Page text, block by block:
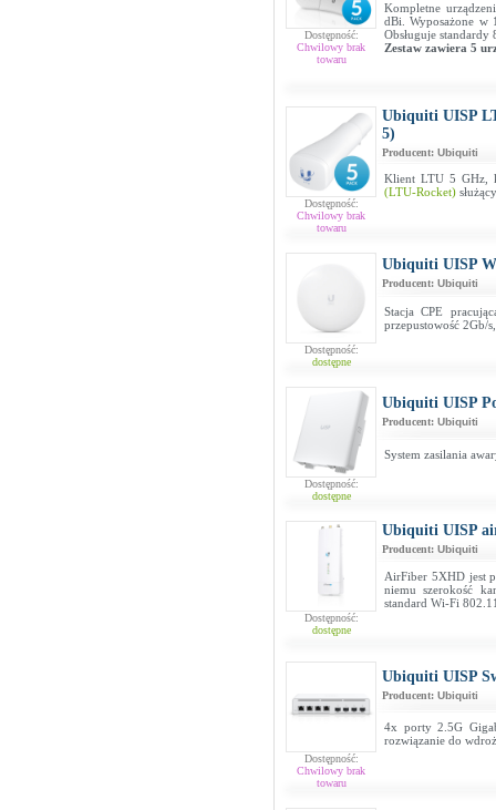
Dostępność:
Chwilowy brak
towaru
Kompletne
dBi. Wyposażone w
Obsługuje standardy
Zestaw zawiera 5
Dostępność:
Chwilowy brak
towaru
Ubiquiti UISP
5)
Producent: Ubiquiti
Klient LTU 5 GHz,
(LTU-Rocket)
Dostępność:
dostępne
Ubiquiti UISP
Producent: Ubiquiti
Stacja CPE
przepustowość 2Gb/
Dostępność:
dostępne
Ubiquiti UISP
Producent: Ubiquiti
System zasilania
Dostępność:
dostępne
Ubiquiti UISP
Producent: Ubiquiti
AirFiber 5XHD jest
niemu szerokość
standard Wi-Fi
Dostępność:
Chwilowy brak
towaru
Ubiquiti UISP
Producent: Ubiquiti
4x porty 2.5G
rozwiązanie do